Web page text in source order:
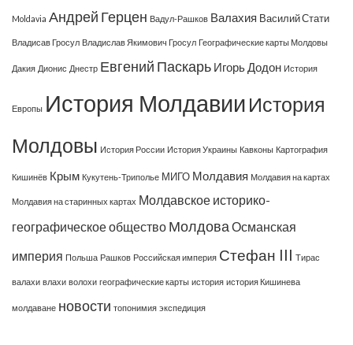
Moldavia Андрей Герцен Вадул-Рашков Валахия Василий Стати
Владисав Гросул Владислав Якимович Гросул Географические карты Молдовы
Дакия Дионис Днестр Евгений Паскарь Игорь Додон История
Европы История Молдавии История
Молдовы История России История Украины Кавконы Картография
Кишинёв Крым Кукутень-Триполье МИГО Молдавия Молдавия на картах
Молдавия на старинных картах Молдавское историко-
географическое общество Молдова Османская
империя Польша Рашков Российская империя Стефан III Тирас
валахи влахи волохи географические карты история история Кишинева
молдаване новости топонимия экспедиция